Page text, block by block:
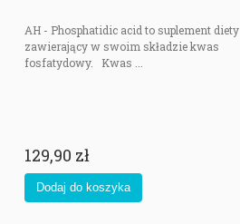
AH - Phosphatidic acid to suplement diety
zawierający w swoim składzie kwas
fosfatydowy. Kwas ...
129,90 zł